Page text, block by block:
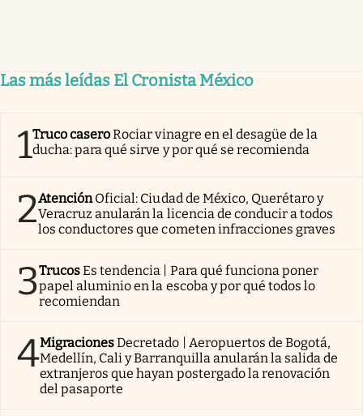
Las más leídas El Cronista México
1Truco caseroRociar vinagre en el desagüe de la
ducha: para qué sirve y por qué se recomienda
2AtenciónOficial: Ciudad de México, Querétaro y
Veracruz anularán la licencia de conducir a todos
los conductores que cometen infracciones graves
3TrucosEs tendencia | Para qué funciona poner
papel aluminio en la escoba y por qué todos lo
recomiendan
4MigracionesDecretado | Aeropuertos de Bogotá,
Medellín, Cali y Barranquilla anularán la salida de
extranjeros que hayan postergado la renovación
del pasaporte